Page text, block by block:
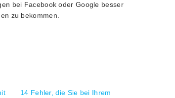
bei Facebook oder Google besser
zu bekommen.
14 Fehler, die Sie bei Ihrem